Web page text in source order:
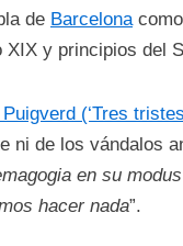
de Barcelona
XIX y principios del
(‘Tres
ni de los vándalos
en su
hacer nada”.